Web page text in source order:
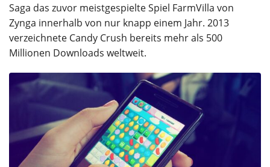
Saga das zuvor meistgespielte Spiel FarmVilla von
Zynga innerhalb von nur knapp einem Jahr. 2013
verzeichnete Candy Crush bereits mehr als 500
Millionen Downloads weltweit.